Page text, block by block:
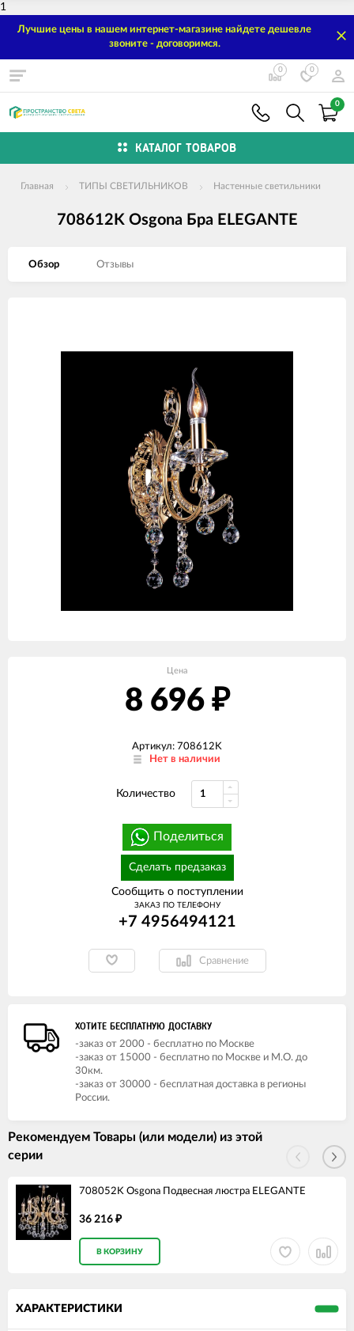
1
Лучшие цены в нашем интернет-магазине найдете дешевле
звоните - договоримся.
0 0
0
КАТАЛОГ ТОВАРОВ
Главная ТИПЫ СВЕТИЛЬНИКОВ Настенные светильники
708612K Osgona Бра ELEGANTE
Обзор Отзывы
Цена
8 696 ₽
Артикул: 708612K
Нет в наличии
Количество
Поделиться
Сделать предзаказ
Сообщить о поступлении
ЗАКАЗ ПО ТЕЛЕФОНУ
+7 4956494121
Сравнение
ХОТИТЕ БЕСПЛАТНУЮ ДОСТАВКУ
-заказ от 2000 - бесплатно по Москве
-заказ от 15000 - бесплатно по Москве и М.О. до
30км.
-заказ от 30000 - бесплатная доставка в регионы
России.
Рекомендуем Товары (или модели) из этой
серии
708052K Osgona Подвесная люстра ELEGANTE
36 216 ₽
В КОРЗИНУ
ХАРАКТЕРИСТИКИ